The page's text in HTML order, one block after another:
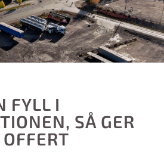
FYLL I
SÅ GER